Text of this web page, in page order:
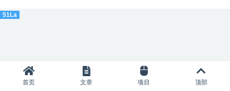
首页 文章 项目 顶部
51La